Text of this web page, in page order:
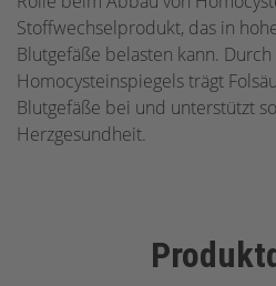
Stoffwechselprodukt, das in
Blutgefäße belasten kann.
Homocysteinspiegels trägt
Blutgefäße bei und unterstützt
Herzgesundheit.